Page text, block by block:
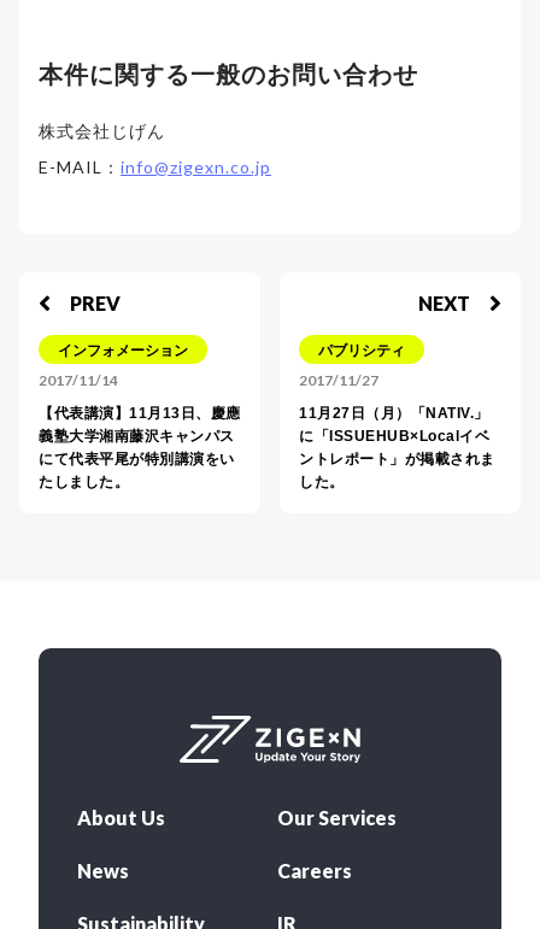
本件に関する一般のお問い合わせ
株式会社じげん
E-MAIL： info@zigexn.co.jp
PREV
インフォメーション
2017/11/14
【代表講演】11月13日、慶應
義塾大学湘南藤沢キャンパス
にて代表平尾が特別講演をい
たしました。
NEXT
パブリシティ
2017/11/27
11月27日（月）「NATIV.」
に「ISSUEHUB×Localイベ
ントレポート」が掲載されま
した。
About Us Our Services
News Careers
Sustainability IR